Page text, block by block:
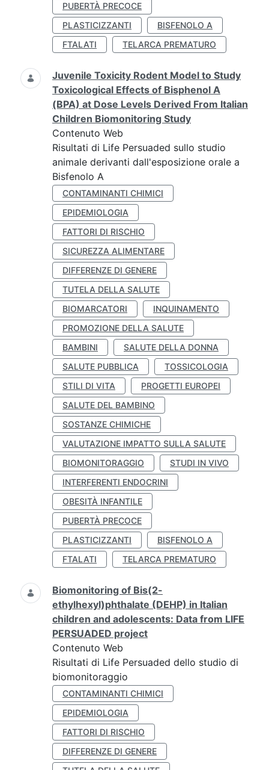
PUBERTÀ PRECOCE
PLASTICIZZANTI
BISFENOLO A
FTALATI
TELARCA PREMATURO
Juvenile Toxicity Rodent Model to Study
Toxicological Effects of Bisphenol A
(BPA) at Dose Levels Derived From Italian
Children Biomonitoring Study
Contenuto Web
Risultati di Life Persuaded sullo studio
animale derivanti dall'esposizione orale a
Bisfenolo A
CONTAMINANTI CHIMICI
EPIDEMIOLOGIA
FATTORI DI RISCHIO
SICUREZZA ALIMENTARE
DIFFERENZE DI GENERE
TUTELA DELLA SALUTE
BIOMARCATORI
INQUINAMENTO
PROMOZIONE DELLA SALUTE
BAMBINI
SALUTE DELLA DONNA
SALUTE PUBBLICA
TOSSICOLOGIA
STILI DI VITA
PROGETTI EUROPEI
SALUTE DEL BAMBINO
SOSTANZE CHIMICHE
VALUTAZIONE IMPATTO SULLA SALUTE
BIOMONITORAGGIO
STUDI IN VIVO
INTERFERENTI ENDOCRINI
OBESITÀ INFANTILE
PUBERTÀ PRECOCE
PLASTICIZZANTI
BISFENOLO A
FTALATI
TELARCA PREMATURO
Biomonitoring of Bis(2-
ethylhexyl)phthalate (DEHP) in Italian
children and adolescents: Data from LIFE
PERSUADED project
Contenuto Web
Risultati di Life Persuaded dello studio di
biomonitoraggio
CONTAMINANTI CHIMICI
EPIDEMIOLOGIA
FATTORI DI RISCHIO
DIFFERENZE DI GENERE